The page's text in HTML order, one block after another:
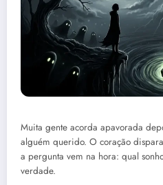
Muita gente acorda apavorada
alguém querido. O coração
a pergunta vem na hora: qual
verdade.